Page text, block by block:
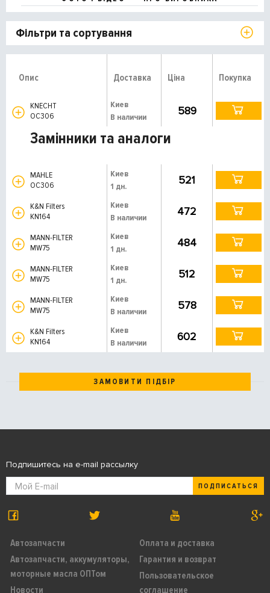
Фільтри та сортування
Опис Доставка Ціна Покупка
KNECHT
OC306
Киев
В наличии
589
Замінники та аналоги
MAHLE
OC306
Киев
1 дн.
521
K&N Filters
KN164
Киев
В наличии
472
MANN-FILTER
MW75
Киев
1 дн.
484
MANN-FILTER
MW75
Киев
1 дн.
512
MANN-FILTER
MW75
Киев
В наличии
578
K&N Filters
KN164
Киев
В наличии
602
ЗАМОВИТИ ПІДБІР
Автозапчасти
Автозапчасти, аккумуляторы,
моторные масла ОПТом
Новости
Оплата и доставка
Гарантия и возврат
Пользовательское
соглашение
Подпишитесь на e-mail рассылку
ПОДПИСАТЬСЯ